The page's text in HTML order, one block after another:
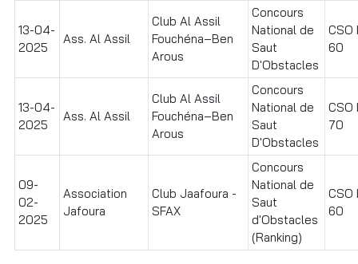
13-04-
2025
Ass. Al Assil
Club Al Assil
Fouchéna–Ben
Arous
Concours
National de
Saut
D'Obstacles
CSO
60
13-04-
2025
Ass. Al Assil
Club Al Assil
Fouchéna–Ben
Arous
Concours
National de
Saut
D'Obstacles
CSO
70
09-
02-
2025
Association
Jafoura
Club Jaafoura -
SFAX
Concours
National de
Saut
d'Obstacles
(Ranking)
CSO
60